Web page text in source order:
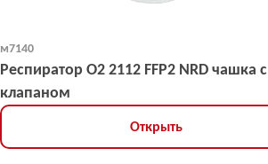
м7140
Респиратор О2 2112 FFP2 NRD чашка с
клапаном
Открыть